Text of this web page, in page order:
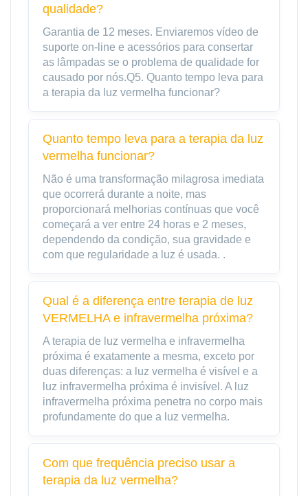
qualidade?
Garantia de 12 meses. Enviaremos vídeo de
suporte on-line e acessórios para consertar
as lâmpadas se o problema de qualidade for
causado por nós.Q5. Quanto tempo leva para
a terapia da luz vermelha funcionar?
Quanto tempo leva para a terapia da luz
vermelha funcionar?
Não é uma transformação milagrosa imediata
que ocorrerá durante a noite, mas
proporcionará melhorias contínuas que você
começará a ver entre 24 horas e 2 meses,
dependendo da condição, sua gravidade e
com que regularidade a luz é usada. .
Qual é a diferença entre terapia de luz
VERMELHA e infravermelha próxima?
A terapia de luz vermelha e infravermelha
próxima é exatamente a mesma, exceto por
duas diferenças: a luz vermelha é visível e a
luz infravermelha próxima é invisível. A luz
infravermelha próxima penetra no corpo mais
profundamente do que a luz vermelha.
Com que frequência preciso usar a
terapia da luz vermelha?